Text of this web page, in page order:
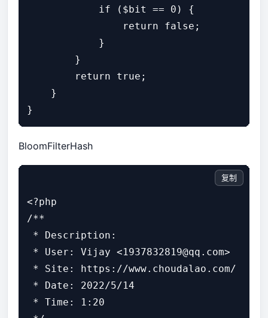
            if ($bit == 0) {
                return false;
            }
        }
        return true;
    }
BloomFilterHash
<?php
/**
* Description:
* User: Vijay <1937832819@qq.com>
* Site: https://www.choudalao.com/
* Date: 2022/5/14
* Time: 1:20
复制